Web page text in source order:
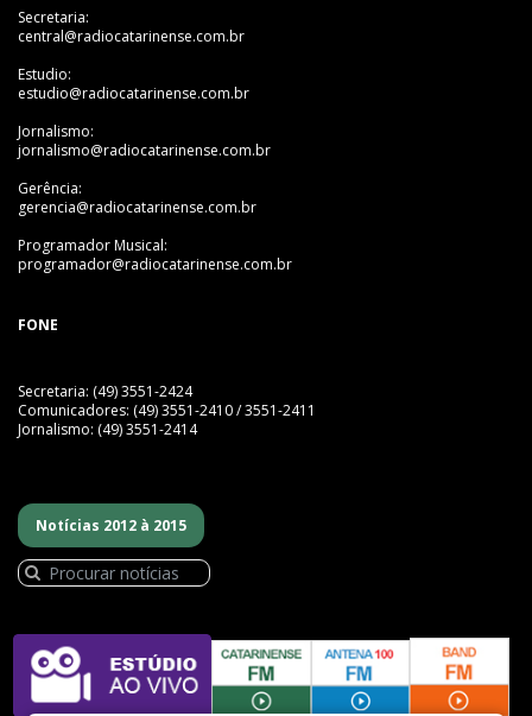
Secretaria:
central@radiocatarinense.com.br
Estudio:
estudio@radiocatarinense.com.br
Jornalismo:
jornalismo@radiocatarinense.com.br
Gerência:
gerencia@radiocatarinense.com.br
Programador Musical:
programador@radiocatarinense.com.br
FONE
Secretaria: (49) 3551-2424
Comunicadores: (49) 3551-2410 / 3551-2411
Jornalismo: (49) 3551-2414
Notícias 2012 à 2015